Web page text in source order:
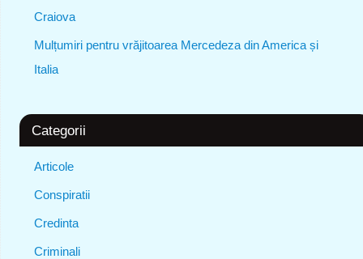
Craiova
Mulțumiri pentru vrăjitoarea Mercedeza din America și
Italia
Categorii
Articole
Conspiratii
Credinta
Criminali